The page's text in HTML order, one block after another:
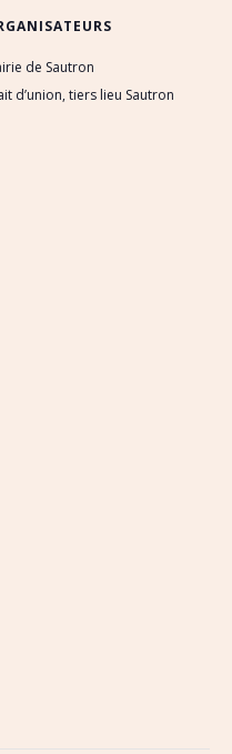
de Sautron
d’union, tiers lieu Sautron